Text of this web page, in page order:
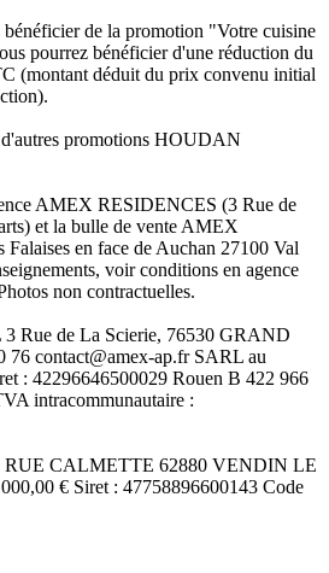
bénéficier de la promotion "Votre cuisine
pourrez bénéficier d'une réduction du
(montant déduit du prix convenu initial
promotions HOUDAN
AMEX RESIDENCES (3 Rue de
et la bulle de vente AMEX
en face de Auchan 27100 Val
voir conditions en agence
non contractuelles.
Rue de La Scierie, 76530 GRAND
contact@amex-ap.fr SARL au
: 42296646500029 Rouen B 422 966
intracommunautaire :
CALMETTE 62880 VENDIN LE
€ Siret : 47758896600143 Code